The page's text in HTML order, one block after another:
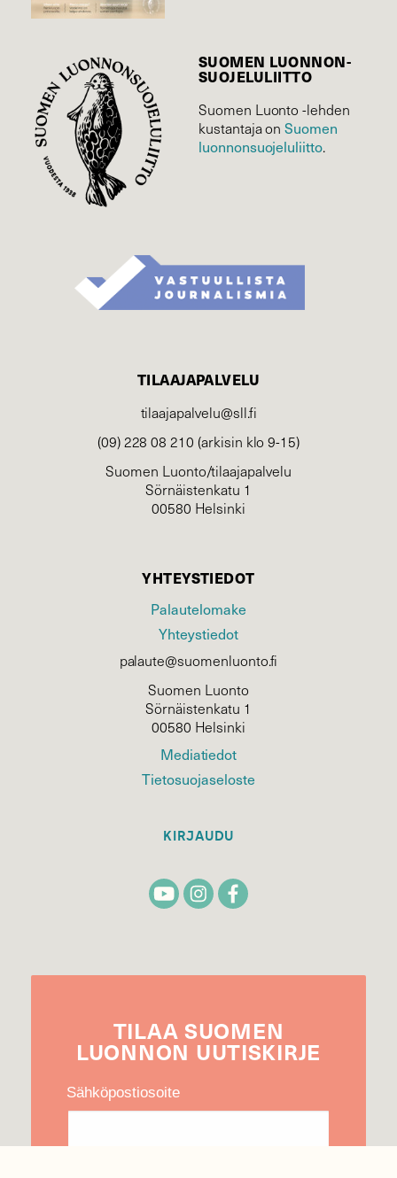
SUOMEN LUONNON­
SUOJELU­LIITTO
Suomen Luonto -lehden
kustantaja onSuomen
luonnonsuojelu­liitto.
TILAAJAPALVELU
tilaajapalvelu@sll.fi
(09) 228 08 210 (arkisin klo 9-15)
Suomen Luonto/tilaajapalvelu
Sörnäistenkatu 1
00580 Helsinki
YHTEYSTIEDOT
Palautelomake
Yhteystiedot
palaute@suomenluonto.fi
Suomen Luonto
Sörnäistenkatu 1
00580 Helsinki
Mediatiedot
Tietosuojaseloste
KIRJAUDU
TILAA SUOMEN
LUONNON UUTIS­KIRJE
Sähköpostiosoite